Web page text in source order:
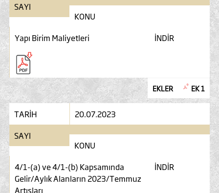
SAYI
KONU
Yapı Birim Maliyetleri
İNDİR
EKLER EK 1
TARİH
20.07.2023
SAYI
KONU
4/1-(a) ve 4/1-(b) Kapsamında
Gelir/Aylık Alanların 2023/Temmuz
Artışları
İNDİR